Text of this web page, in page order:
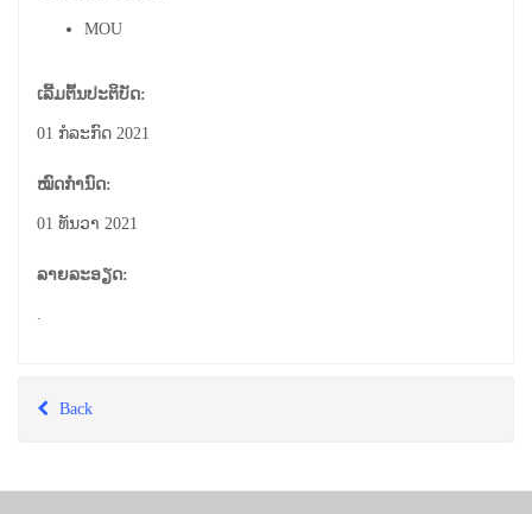
MOU
ເລີ້ມຕົ້ນປະຕິບັດ:
01 ກໍລະກົດ 2021
ໝົດກຳນົດ:
01 ທັນວາ 2021
ລາຍລະອຽດ:
.
Back